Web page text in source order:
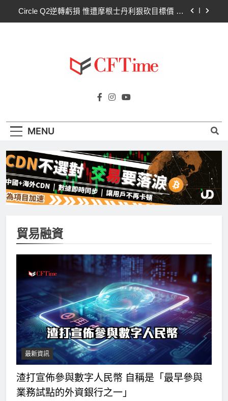
Circle Q2逆轉虧損 惟遭摩根士丹利狠砍目標價 市
比特幣失守關鍵阻力帶！50日SMA及斐波那契
63,600美元未收復，下降通道持續
Circle Q2逆轉虧損 惟遭摩根士丹利狠砍目標價 市
CLARITY法案60票門檻仍差關鍵缺口！民主黨七
Cftime.io
AI（ChatGPT）、區塊鏈、NFT、加密貨
MENU
貿易融資
最新資訊
渣打宣佈參與數字人民幣 自稱是「最早參與
業務試點的外資銀行之一」